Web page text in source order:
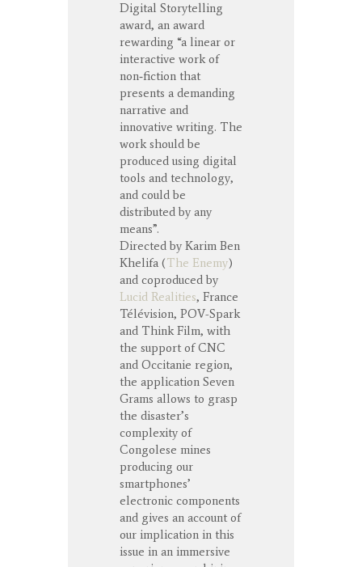
Digital Storytelling
award, an award
rewarding “a linear or
interactive work of
non‑fiction that
presents a demanding
narrative and
innovative writing. The
work should be
produced using digital
tools and technology,
and could be
distributed by any
means”.
Directed by Karim Ben
Khelifa (The Enemy)
and coproduced by
Lucid Realities, France
Télévision, POV-Spark
and Think Film, with
the support of CNC
and Occitanie region,
the application Seven
Grams allows to grasp
the disaster’s
complexity of
Congolese mines
producing our
smartphones’
electronic components
and gives an account of
our implication in this
issue in an immersive